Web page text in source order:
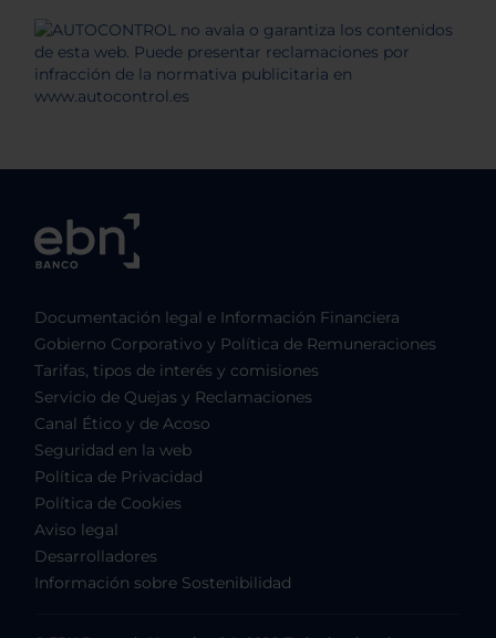
Documentación legal e Información Financiera
Gobierno Corporativo y Política de Remuneraciones
Tarifas, tipos de interés y comisiones
Servicio de Quejas y Reclamaciones
Canal Ético y de Acoso
Seguridad en la web
Política de Privacidad
Política de Cookies
Aviso legal
Desarrolladores
Información sobre Sostenibilidad